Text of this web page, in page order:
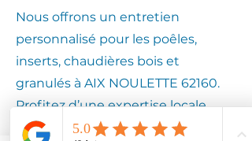
Nous offrons un entretien
personnalisé pour les poêles,
inserts, chaudières bois et
granulés à AIX NOULETTE 62160.
Profitez d’une expertise locale
pour assurer la longévité de votre